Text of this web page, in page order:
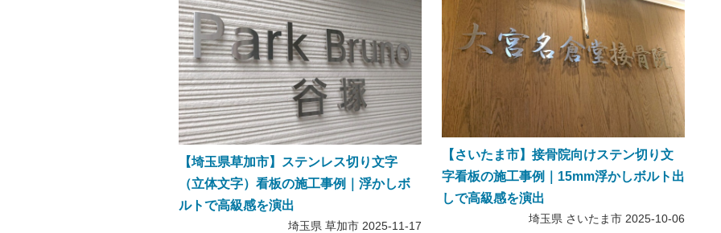
【埼玉県草加市】ステンレス切り文字
（立体文字）看板の施工事例｜浮かしボ
ルトで高級感を演出
埼玉県 草加市 2025-11-17
【さいたま市】接骨院向けステン切り文
字看板の施工事例｜15mm浮かしボルト出
しで高級感を演出
埼玉県 さいたま市 2025-10-06